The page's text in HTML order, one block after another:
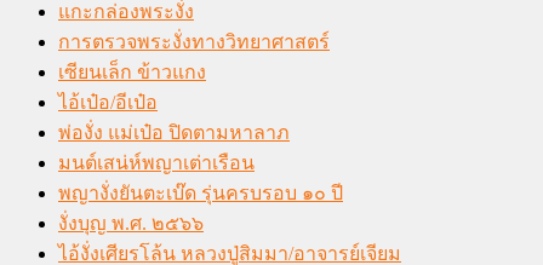
แกะกล่องพระงั่ง
การตรวจพระงั่งทางวิทยาศาสตร์
เซียนเล็ก ข้าวแกง
ไอ้เป๋อ/อีเป๋อ
พ่องั่ง แม่เป๋อ ปิดตามหาลาภ
มนต์เสน่ห์พญาเต่าเรือน
พญางั่งยันตะเบ๊ด รุ่นครบรอบ ๑๐ ปี
งั่งบุญ พ.ศ. ๒๕๖๖
ไอ้งั่งเศียรโล้น หลวงปู่สิมมา/อาจารย์เจียม